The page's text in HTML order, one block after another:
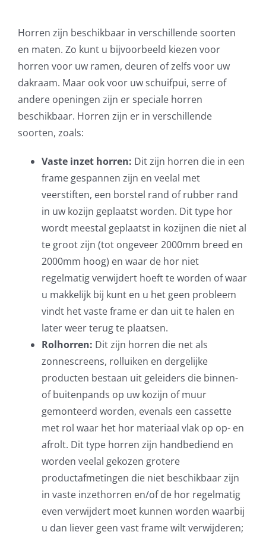
Horren zijn beschikbaar in verschillende soorten
en maten. Zo kunt u bijvoorbeeld kiezen voor
horren voor uw ramen, deuren of zelfs voor uw
dakraam. Maar ook voor uw schuifpui, serre of
andere openingen zijn er speciale horren
beschikbaar. Horren zijn er in verschillende
soorten, zoals:
Vaste inzet horren: Dit zijn horren die in een
frame gespannen zijn en veelal met
veerstiften, een borstel rand of rubber rand
in uw kozijn geplaatst worden. Dit type hor
wordt meestal geplaatst in kozijnen die niet al
te groot zijn (tot ongeveer 2000mm breed en
2000mm hoog) en waar de hor niet
regelmatig verwijdert hoeft te worden of waar
u makkelijk bij kunt en u het geen probleem
vindt het vaste frame er dan uit te halen en
later weer terug te plaatsen.
Rolhorren: Dit zijn horren die net als
zonnescreens, rolluiken en dergelijke
producten bestaan uit geleiders die binnen-
of buitenpands op uw kozijn of muur
gemonteerd worden, evenals een cassette
met rol waar het hor materiaal vlak op op- en
afrolt. Dit type horren zijn handbediend en
worden veelal gekozen grotere
productafmetingen die niet beschikbaar zijn
in vaste inzethorren en/of de hor regelmatig
even verwijdert moet kunnen worden waarbij
u dan liever geen vast frame wilt verwijderen;